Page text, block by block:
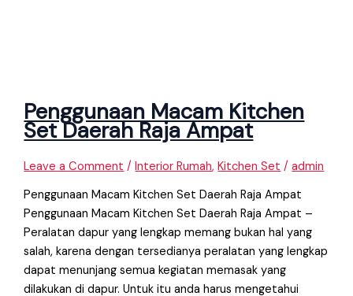
Penggunaan Macam Kitchen
Set Daerah Raja Ampat
Leave a Comment /Interior Rumah,Kitchen Set /admin
Penggunaan Macam Kitchen Set Daerah Raja Ampat
Penggunaan Macam Kitchen Set Daerah Raja Ampat –
Peralatan dapur yang lengkap memang bukan hal yang
salah, karena dengan tersedianya peralatan yang lengkap
dapat menunjang semua kegiatan memasak yang
dilakukan di dapur. Untuk itu anda harus mengetahui